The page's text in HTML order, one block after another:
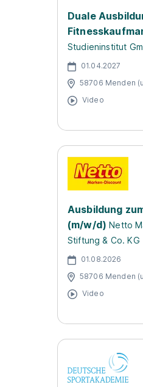
Duale
Studieninstitut
01.04.2027
58706 Menden
Video
Ausbildung
(m/w/d) Netto
Stiftung & Co. KG
01.08.2026
58706 Menden
Video